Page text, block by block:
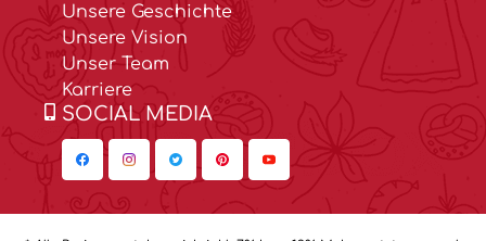
Unsere Geschichte
Unsere Vision
Unser Team
Karriere
SOCIAL MEDIA